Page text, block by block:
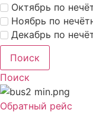
Октябрь по
Ноябрь по
Декабрь по
Поиск
Поиск
Обратный рейс